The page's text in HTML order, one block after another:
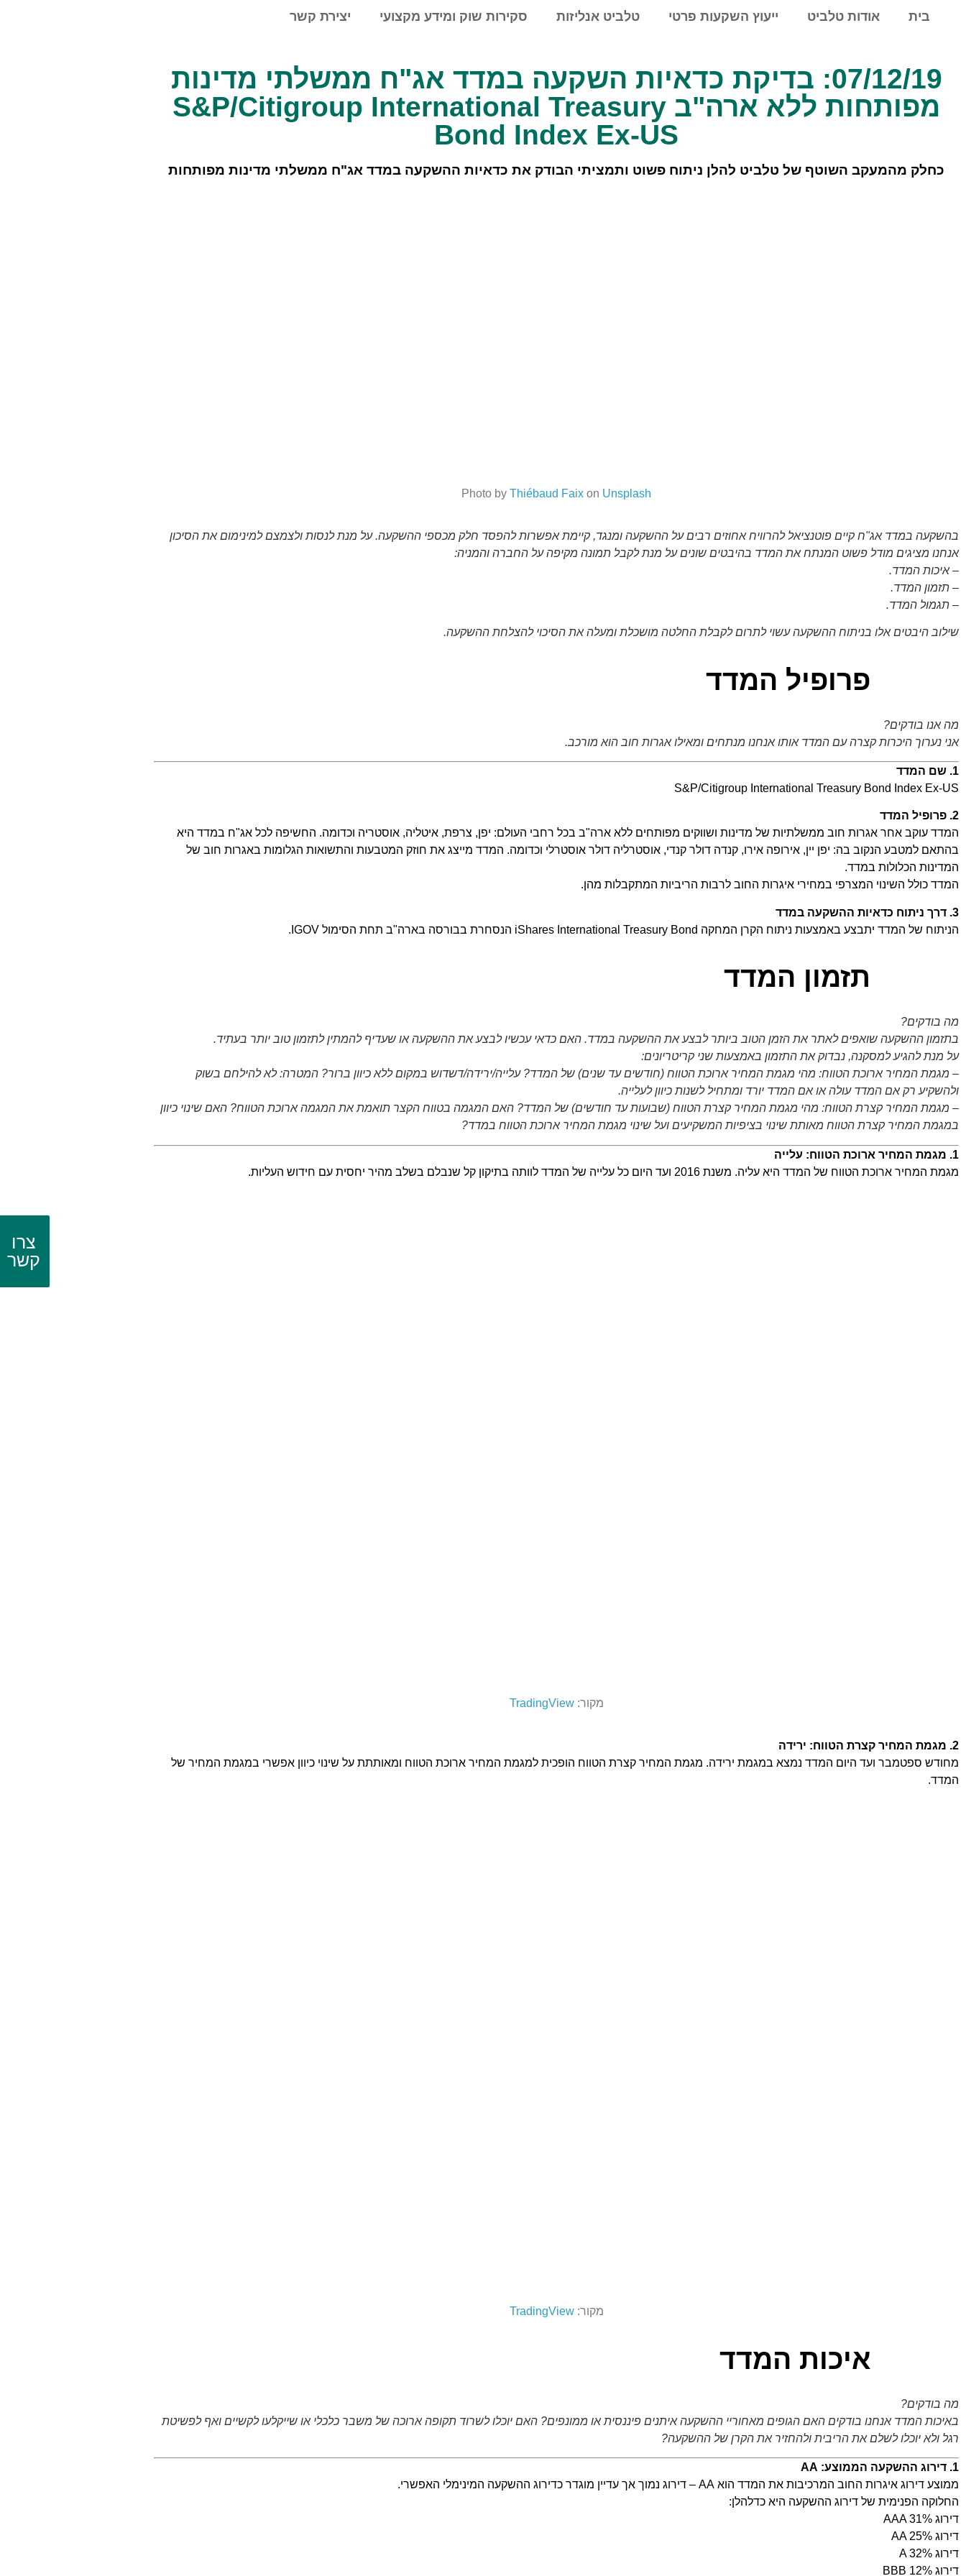
בית אודות טלביט ייעוץ השקעות פרטי טלביט אנליזות סקירות שוק ומידע מקצועי יצירת קשר
07/12/19: בדיקת כדאיות השקעה במדד אג"ח ממשלתי מדינות
מפותחות ללא ארה"ב S&P/Citigroup International Treasury
Bond Index Ex-US
כחלק מהמעקב השוטף של טלביט להלן ניתוח פשוט ותמציתי הבודק את כדאיות ההשקעה במדד אג"ח ממשלתי מדינות מפותחות
Photo by Thiébaud Faix on Unsplash
בהשקעה במדד אג"ח קיים פוטנציאל להרוויח אחוזים רבים על ההשקעה ומנגד, קיימת אפשרות להפסד חלק מכספי ההשקעה. על מנת לנסות ולצמצם למינימום את הסיכון
אנחנו מציגים מודל פשוט המנתח את המדד בהיבטים שונים על מנת לקבל תמונה מקיפה על החברה והמניה:
– איכות המדד.
– תזמון המדד.
– תגמול המדד.
שילוב היבטים אלו בניתוח ההשקעה עשוי לתרום לקבלת החלטה מושכלת ומעלה את הסיכוי להצלחת ההשקעה.
פרופיל המדד
מה אנו בודקים?
אני נערוך היכרות קצרה עם המדד אותו אנחנו מנתחים ומאילו אגרות חוב הוא מורכב.
1. שם המדד
S&P/Citigroup International Treasury Bond Index Ex-US
2. פרופיל המדד
המדד עוקב אחר אגרות חוב ממשלתיות של מדינות ושווקים מפותחים ללא ארה"ב בכל רחבי העולם: יפן, צרפת, איטליה, אוסטריה וכדומה. החשיפה לכל אג"ח במדד היא
בהתאם למטבע הנקוב בה: יפן יין, אירופה אירו, קנדה דולר קנדי, אוסטרליה דולר אוסטרלי וכדומה. המדד מייצג את חוזק המטבעות והתשואות הגלומות באגרות חוב של
המדינות הכלולות במדד.
המדד כולל השינוי המצרפי במחירי איגרות החוב לרבות הריביות המתקבלות מהן.
3. דרך ניתוח כדאיות ההשקעה במדד
הניתוח של המדד יתבצע באמצעות ניתוח הקרן המחקה iShares International Treasury Bond הנסחרת בבורסה בארה"ב תחת הסימול IGOV.
תזמון המדד
מה בודקים?
בתזמון ההשקעה שואפים לאתר את הזמן הטוב ביותר לבצע את ההשקעה במדד. האם כדאי עכשיו לבצע את ההשקעה או שעדיף להמתין לתזמון טוב יותר בעתיד.
על מנת להגיע למסקנה, נבדוק את התזמון באמצעות שני קריטריונים:
– מגמת המחיר ארוכת הטווח: מהי מגמת המחיר ארוכת הטווח (חודשים עד שנים) של המדד? עלייה/ירידה/דשדוש במקום ללא כיוון ברור? המטרה: לא להילחם בשוק
ולהשקיע רק אם המדד עולה או אם המדד יורד ומתחיל לשנות כיוון לעלייה.
– מגמת המחיר קצרת הטווח: מהי מגמת המחיר קצרת הטווח (שבועות עד חודשים) של המדד? האם המגמה בטווח הקצר תואמת את המגמה ארוכת הטווח? האם שינוי כיוון
במגמת המחיר קצרת הטווח מאותת שינוי בציפיות המשקיעים ועל שינוי מגמת המחיר ארוכת הטווח במדד?
1. מגמת המחיר ארוכת הטווח: עלייה
מגמת המחיר ארוכת הטווח של המדד היא עליה. משנת 2016 ועד היום כל עלייה של המדד לוותה בתיקון קל שנבלם בשלב מהיר יחסית עם חידוש העליות.
מקור:TradingView
2. מגמת המחיר קצרת הטווח: ירידה
מחודש ספטמבר ועד היום המדד נמצא במגמת ירידה. מגמת המחיר קצרת הטווח הופכית למגמת המחיר ארוכת הטווח ומאותתת על שינוי כיוון אפשרי במגמת המחיר של
המדד.
מקור:TradingView
איכות המדד
מה בודקים?
באיכות המדד אנחנו בודקים האם הגופים מאחוריי ההשקעה איתנים פיננסית או ממונפים? האם יוכלו לשרוד תקופה ארוכה של משבר כלכלי או שייקלעו לקשיים ואף לפשיטת
רגל ולא יוכלו לשלם את הריבית ולהחזיר את הקרן של ההשקעה?
1. דירוג ההשקעה הממוצע: AA
ממוצע דירוג איגרות החוב המרכיבות את המדד הוא AA – דירוג נמוך אך עדיין מוגדר כדירוג ההשקעה המינימלי האפשרי.
החלוקה הפנימית של דירוג ההשקעה היא כדלהלן:
דירוג AAA 31%
דירוג AA 25%
דירוג A 32%
דירוג BBB 12%
צרו
קשר